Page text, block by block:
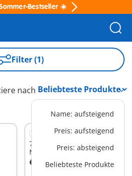
Bestseller ☀️
Filter (1)
nach
Name: aufsteigend
Preis: aufsteigend
Preis: absteigend
Beliebteste Produkte
71513 - Lagerfeuer mit
Marshmallows
€ 7,99In den Warenkorb